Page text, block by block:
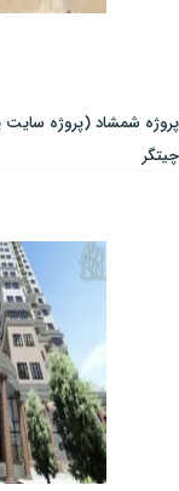
چیتگر